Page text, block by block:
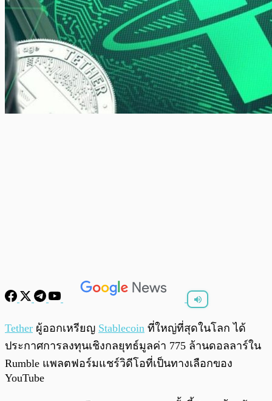
พร้อมเล่น 0:00 0:00
Tether ผู้ออกเหรียญ Stablecoin ที่ใหญ่ที่สุดในโลก ได้
ประกาศการลงทุนเชิงกลยุทธ์มูลค่า 775 ล้านดอลลาร์ใน
Rumble แพลตฟอร์มแชร์วิดีโอที่เป็นทางเลือกของ
YouTube